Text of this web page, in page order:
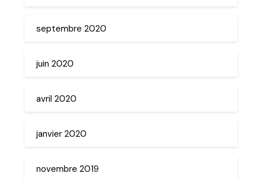
septembre 2020
juin 2020
avril 2020
janvier 2020
novembre 2019